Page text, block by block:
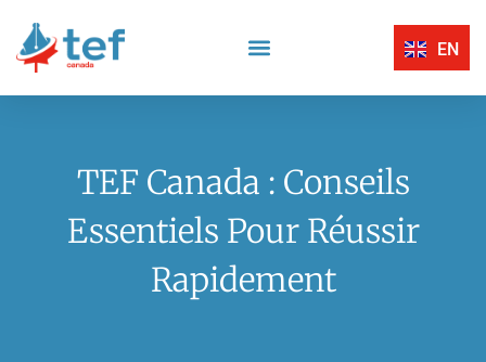
EN
TEF Canada : Conseils
Essentiels Pour Réussir
Rapidement